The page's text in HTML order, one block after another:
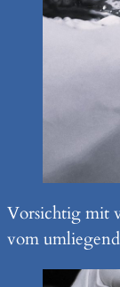
Vorsichtig mit
vom